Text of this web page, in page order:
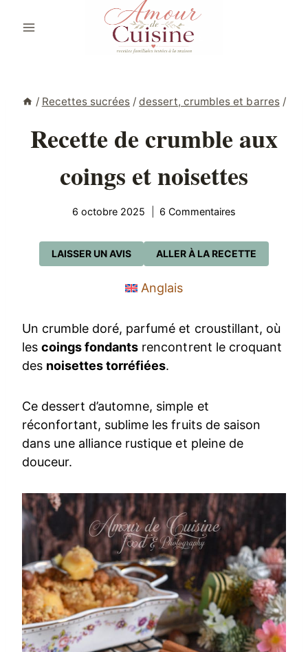
/ Recettes sucrées / dessert, crumbles et barres /
Recette de crumble aux
coings et noisettes
6 octobre 2025 6 Commentaires
ALLER À LA RECETTE
LAISSER UN AVIS
Anglais
Un crumble doré, parfumé et croustillant, où
lescoings fondants rencontrent le croquant
des noisettes torréfiées.
Ce dessert d’automne, simple et
réconfortant, sublime les fruits de saison
dans une alliance rustique et pleine de
douceur.